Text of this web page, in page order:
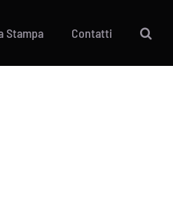
Stampa Contatti